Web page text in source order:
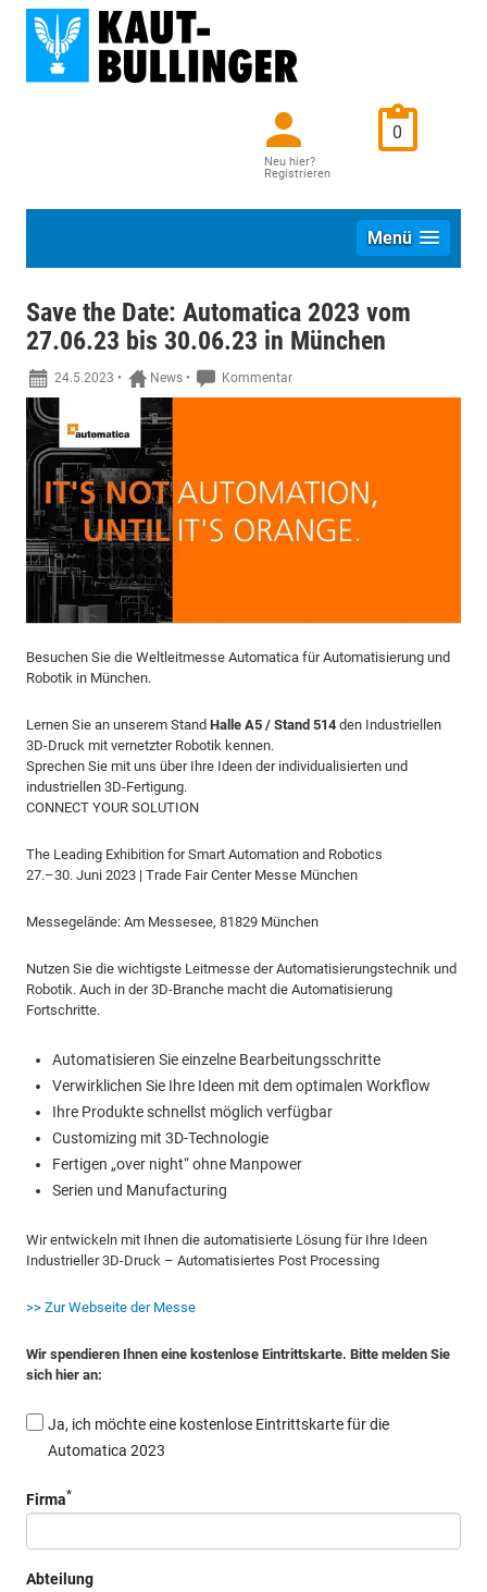
Neu hier?
Registrieren
0
Menü
Save the Date: Automatica 2023 vom
27.06.23 bis 30.06.23 in München
24.5.2023 • News • Kommentar
Besuchen Sie die Weltleitmesse Automatica für Automatisierung und
Robotik in München.
Lernen Sie an unserem Stand Halle A5 / Stand 514 den Industriellen
3D-Druck mit vernetzter Robotik kennen.
Sprechen Sie mit uns über Ihre Ideen der individualisierten und
industriellen 3D-Fertigung.
CONNECT YOUR SOLUTION
The Leading Exhibition for Smart Automation and Robotics
27.–30. Juni 2023 | Trade Fair Center Messe München
Messegelände: Am Messesee, 81829 München
Nutzen Sie die wichtigste Leitmesse der Automatisierungstechnik und
Robotik. Auch in der 3D-Branche macht die Automatisierung
Fortschritte.
Automatisieren Sie einzelne Bearbeitungsschritte
Verwirklichen Sie Ihre Ideen mit dem optimalen Workflow
Ihre Produkte schnellst möglich verfügbar
Customizing mit 3D-Technologie
Fertigen „over night“ ohne Manpower
Serien und Manufacturing
Wir entwickeln mit Ihnen die automatisierte Lösung für Ihre Ideen
Industrieller 3D-Druck – Automatisiertes Post Processing
>> Zur Webseite der Messe
Wir spendieren Ihnen eine kostenlose Eintrittskarte. Bitte melden Sie
sich hier an:
Ja, ich möchte eine kostenlose Eintrittskarte für die
Automatica 2023
Firma*
Abteilung